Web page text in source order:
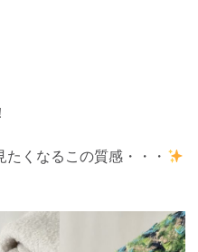
くなるこの質感・・・